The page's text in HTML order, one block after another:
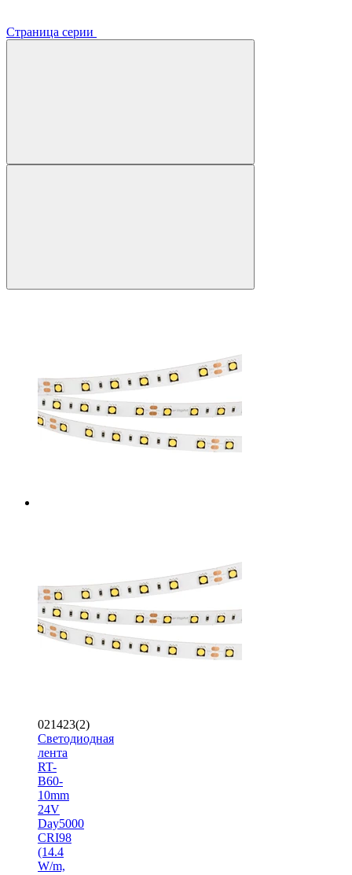
Страница серии
021423(2)
Светодиодная
лента
RT-
B60-
10mm
24V
Day5000
CRI98
(14.4
W/m,